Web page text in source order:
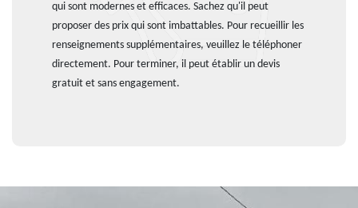
qui sont modernes et efficaces. Sachez qu'il peut
proposer des prix qui sont imbattables. Pour recueillir les
renseignements supplémentaires, veuillez le téléphoner
directement. Pour terminer, il peut établir un devis
gratuit et sans engagement.